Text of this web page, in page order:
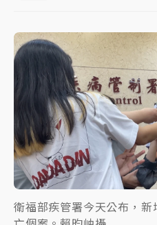
暑假過三周才推「E宿新北
旅局回應了
中信慈善基金會想增加董
駁 理由曝光
故宮《龍藏經》特展第2
周六起展出延長至晚上7時
台東農業處長涉圖利渡假
押庭
父親節泡湯了！中颱白海
衛福部疾管署今天公布，